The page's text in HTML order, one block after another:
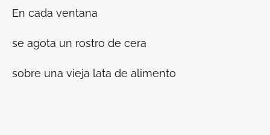
En cada ventana
se agota un rostro de cera
sobre una vieja lata de alimento